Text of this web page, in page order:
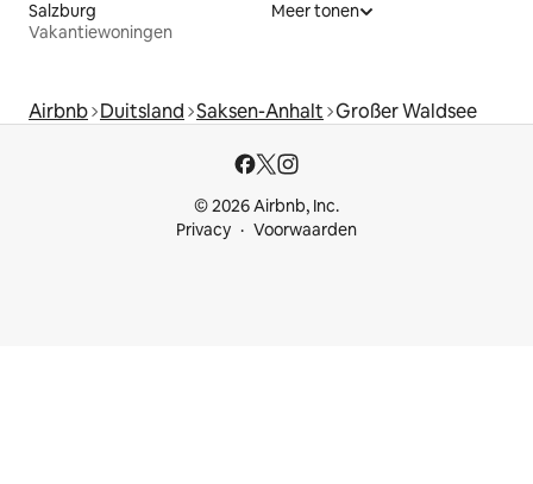
Salzburg
Vakantiewoningen
Meer tonen
Airbnb Duitsland Saksen-Anhalt Großer Waldsee
© 2026 Airbnb, Inc.
Privacy
Voorwaarden